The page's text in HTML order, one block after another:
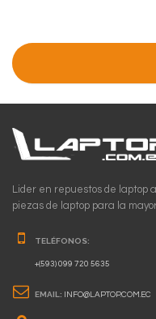
Lider en repuestos de laptop
piezas de laptop para la
TELÉFONOS:
+(593) 099 720 5635
EMAIL: INFO@LAPTOP.COM.EC